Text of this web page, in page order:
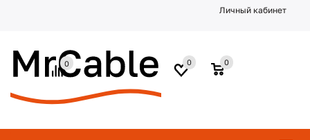
Личный кабинет
0
0
0